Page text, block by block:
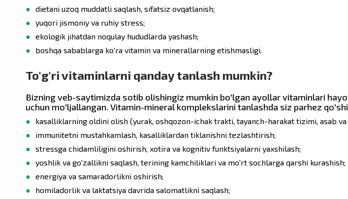
Wholesome Story
Force Factor
Swiss Energy
dietani uzoq muddatli saqlash, sifatsiz ovqatlanish;
yuqori jismoniy va ruhiy stress;
ekologik jihatdan noqulay hududlarda yashash;
boshqa sabablarga ko'ra vitamin va minerallarning etishmasligi.
To'g'ri vitaminlarni qanday tanlash mumkin?
Bizning veb-saytimizda sotib olishingiz mumkin bo'lgan ayollar vitaminlari
uchun mo'ljallangan. Vitamin-mineral komplekslarini tanlashda siz parhez
kasalliklarning oldini olish (yurak, oshqozon-ichak trakti, tayanch-harakat tizimi, asab
immunitetni mustahkamlash, kasalliklardan tiklanishni tezlashtirish;
stressga chidamliligini oshirish, xotira va kognitiv funktsiyalarni yaxshilash;
yoshlik va go'zallikni saqlash, terining kamchiliklari va mo'rt sochlarga qarshi kurashish;
energiya va samaradorlikni oshirish;
homiladorlik va laktatsiya davrida salomatlikni saqlash;